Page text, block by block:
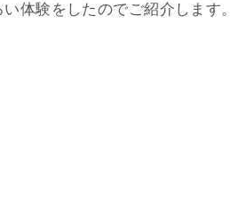
体験をしたのでご紹介します。